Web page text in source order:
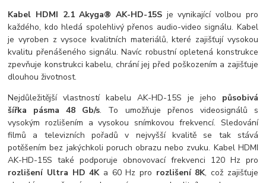
Kabel HDMI 2.1 Akyga® AK-HD-15Sje vynikající volbou pro
každého, kdo hledá spolehlivý přenos audio-video signálu. Kabel
je vyroben z vysoce kvalitních materiálů, které zajišťují vysokou
kvalitu přenášeného signálu. Navíc robustní opletená konstrukce
zpevňuje konstrukci kabelu, chrání jej před poškozením a zajišťuje
dlouhou životnost.
Nejdůležitější vlastností kabelu AK-HD-15S je jeho působivá
šířka pásma 48 Gb/s. To umožňuje přenos videosignálů s
vysokým rozlišením a vysokou snímkovou frekvencí. Sledování
filmů a televizních pořadů v nejvyšší kvalitě se tak stává
potěšením bez jakýchkoli poruch obrazu nebo zvuku. Kabel HDMI
AK-HD-15S také podporuje obnovovací frekvenci 120 Hz pro
rozlišení Ultra HD 4Ka 60 Hz pro rozlišení 8K, což zajišťuje